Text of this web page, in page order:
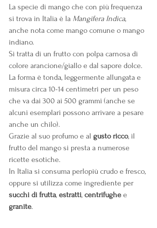
La specie di mango che con più frequenza
si trova in Italia è la Mangifera Indica,
anche nota come mango comune o mango
indiano.
Si tratta di un frutto con polpa carnosa di
colore arancione/giallo e dal sapore dolce.
La forma è tonda, leggermente allungata e
misura circa 10-14 centimetri per un peso
che va dai 300 ai 500 grammi (anche se
alcuni esemplari possono arrivare a pesare
anche un chilo).
Grazie al suo profumo e al gusto ricco, il
frutto del mango si presta a numerose
ricette esotiche.
In Italia si consuma perlopiù crudo e fresco,
oppure si utilizza come ingrediente per
succhi di frutta, estratti, centrifughe e
granite.